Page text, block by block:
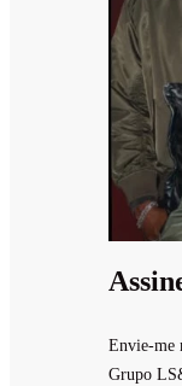
Envie-me
Grupo